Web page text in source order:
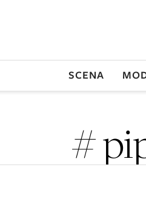
SCENA
#